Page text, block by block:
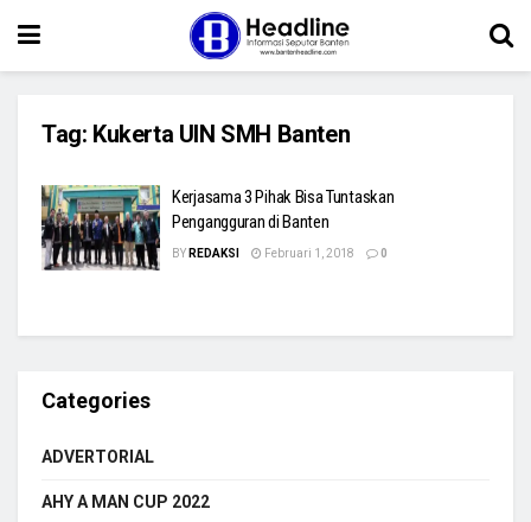
Tag: Kukerta UIN SMH Banten
Kerjasama 3 Pihak Bisa Tuntaskan
Pengangguran di Banten
BY REDAKSI Februari 1, 2018 0
Categories
ADVERTORIAL
AHY A MAN CUP 2022